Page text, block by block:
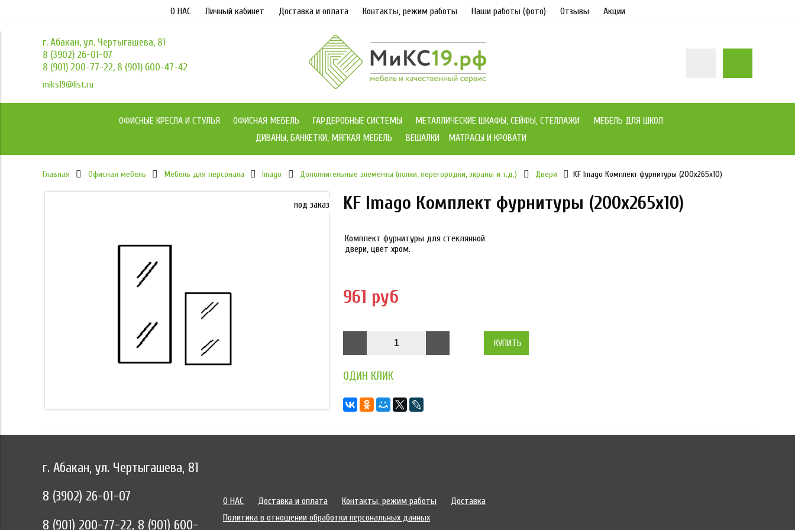
О НАС Личный кабинет Доставка и оплата Контакты, режим работы Наши работы (фото) Отзывы Акции
г. Абакан, ул. Чертыгашева, 81
8 (3902) 26-01-07
8 (901) 200-77-22, 8 (901) 600-47-42
miks19@list.ru
ОФИСНЫЕ КРЕСЛА И СТУЛЬЯ ОФИСНАЯ МЕБЕЛЬ ГАРДЕРОБНЫЕ СИСТЕМЫ МЕТАЛЛИЧЕСКИЕ ШКАФЫ, СЕЙФЫ, СТЕЛЛАЖИ
МЕБЕЛЬ ДЛЯ ШКОЛ
ДИВАНЫ, БАНКЕТКИ, МЯГКАЯ МЕБЕЛЬ
ВЕШАЛКИ МАТРАСЫ И КРОВАТИ
Главная Офисная мебель Мебель для персонала Imago Дополнительные элементы (полки, перегородки, экраны и т.д.) Двери KF Imago Комплект фурнитуры (200х265х10)
под заказ KF Imago Комплект фурнитуры (200х265х10)
Комплект фурнитуры для стеклянной
двери, цвет хром.
961 руб
КУПИТЬ
ОДИН КЛИК
г. Абакан, ул. Чертыгашева, 81
8 (3902) 26-01-07
8 (901) 200-77-22, 8 (901) 600-
О НАС Доставка и оплата Контакты, режим работы
Доставка
Политика в отношении обработки персональных данных